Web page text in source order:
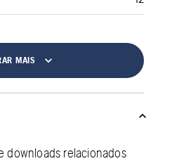
MAIS
downloads relacionados